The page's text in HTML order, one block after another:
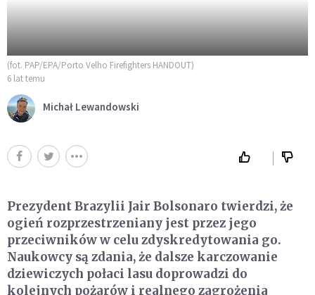
(fot. PAP/EPA/Porto Velho Firefighters HANDOUT)
6 lat temu
Michał Lewandowski
Prezydent Brazylii Jair Bolsonaro twierdzi, że
ogień rozprzestrzeniany jest przez jego
przeciwników w celu zdyskredytowania go.
Naukowcy są zdania, że dalsze karczowanie
dziewiczych połaci lasu doprowadzi do
kolejnych pożarów i realnego zagrożenia